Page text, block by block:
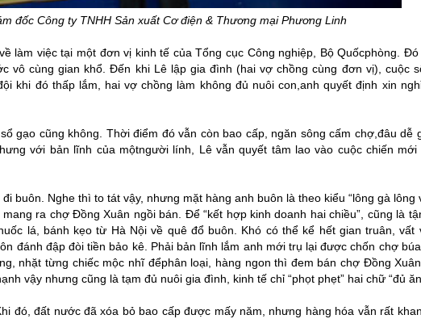
đốc Công ty TNHH Sản xuất Cơ điện & Thương mại Phương Linh
làm việc tại một đơn vị kinh tế của Tổng cục Công nghiệp, Bộ Quốcphòng.
vô cùng gian khổ. Đến khi Lê lập gia đình (hai vợ chồng cùng đơn vị), cuộc
khi đó thấp lắm, hai vợ chồng làm không đủ nuôi con,anh quyết định xin
gạo cũng không. Thời điểm đó vẫn còn bao cấp, ngăn sông cấm chợ,đâu dễ
với bản lĩnh của mộtngười lính, Lê vẫn quyết tâm lao vào cuộc chiến mới
buôn. Nghe thì to tát vậy, nhưng mặt hàng anh buôn là theo kiểu “lông gà lông
ra chợ Đồng Xuân ngồi bán. Để “kết hợp kinh doanh hai chiều”, cũng là
lá, bánh kẹo từ Hà Nội về quê đổ buôn. Khó có thể kể hết gian truân, vất
đánh đập đòi tiền bảo kê. Phải bản lĩnh lắm anh mới trụ lại được chốn chợ
nhặt từng chiếc mộc nhĩ đểphân loại, hàng ngon thì đem bán chợ Đồng
vậy nhưng cũng là tạm đủ nuôi gia đình, kinh tế chỉ “phọt phẹt” hai chữ “đủ
đó, đất nước đã xóa bỏ bao cấp được mấy năm, nhưng hàng hóa vẫn rất khan